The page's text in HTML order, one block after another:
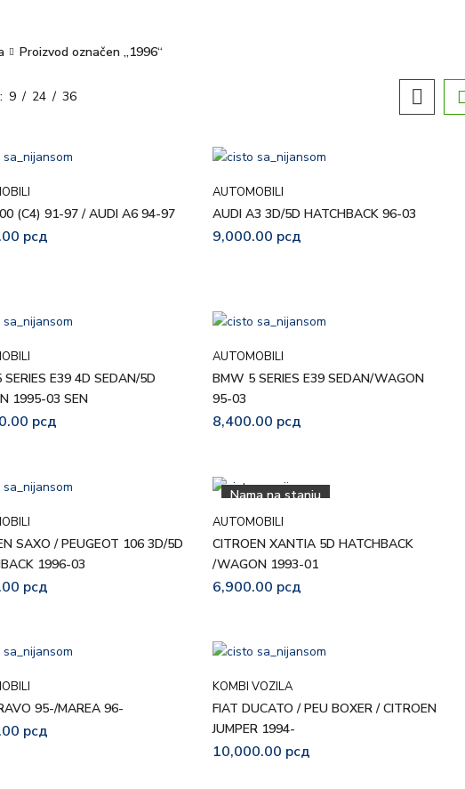
Proizvod označen „1996“
9 24 36
(C4) 91-97 / AUDI A6 94-97
рсд
AUTOMOBILI
AUDI A3 3D/5D HATCHBACK 96-03
9,000.00 рсд
E39 4D SEDAN/5D
1995-03 SEN
рсд
AUTOMOBILI
BMW 5 SERIES E39 SEDAN/WAGON
95-03
8,400.00 рсд
SAXO / PEUGEOT 106 3D/5D
1996-03
рсд
Nama na stanju
AUTOMOBILI
CITROEN XANTIA 5D HATCHBACK
/WAGON 1993-01
6,900.00 рсд
95-/MAREA 96-
рсд
KOMBI VOZILA
FIAT DUCATO / PEU BOXER / CITROEN
JUMPER 1994-
10,000.00 рсд